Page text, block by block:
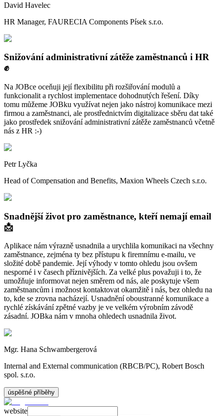
David Havelec
HR Manager, FAURECIA Components Písek s.r.o.
Snižování administrativní zátěže zaměstnanců i HR
✊
Na JOBce oceňuji její flexibilitu při rozšiřování modulů a
funkcionalit a rychlost implementace dohodnutých řešení. Díky
tomu můžeme JOBku využívat nejen jako nástroj komunikace mezi
firmou a zaměstnanci, ale prostřednictvím digitalizace sběru dat také
jako prostředek snižování administrativní zátěže zaměstnanců včetně
nás z HR :-)
Petr Lyčka
Head of Compensation and Benefits, Maxion Wheels Czech s.r.o.
Snadnější život pro zaměstnance, kteří nemají email
📩
Aplikace nám výrazně usnadnila a urychlila komunikaci na všechny
zaměstnance, zejména ty bez přístupu k firemnímu e-mailu, ve
složité době pandemie. Její výhody v tomto ohledu jsou ovšem
nesporné i v časech příznivějších. Za velké plus považuji i to, že
umožňuje informovat nejen směrem od nás, ale poskytuje všem
zaměstnancům i možnost kontaktovat okamžitě i nás, bez ohledu na
to, kde se zrovna nacházejí. Usnadnění oboustranné komunikace a
rychlé získávání zpětné vazby je ve velkém výrobním závodě
zásadní. JOBka nám v mnoha ohledech usnadnila život.
Mgr. Hana Schwambergerová
Internal and External communication (RBCB/PC), Robert Bosch
spol. s.r.o.
úspěšné příběhy
website